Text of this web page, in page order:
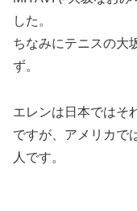
した。
ちなみにテニスの大
ず。
エレンは日本ではそ
ですが、アメリカで
人 です。